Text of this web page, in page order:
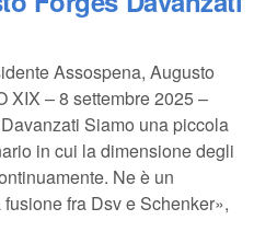
Assospena, Augusto
XIX – 8 settembre 2025 –
Siamo una piccola
in cui la dimensione degli
Ne è un
fra Dsv e Schenker»,